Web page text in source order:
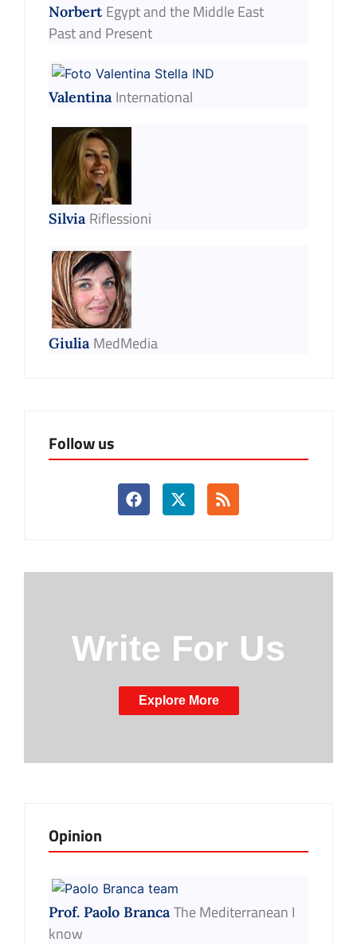
Norbert Egypt and the Middle East
Past and Present
Valentina International
Silvia Riflessioni
Giulia MedMedia
Follow us
Write For Us
Explore More
Opinion
Prof. Paolo Branca The Mediterranean I
know